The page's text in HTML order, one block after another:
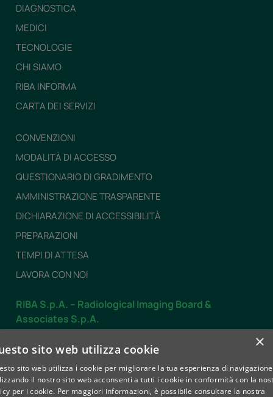
DIAGNOSTICA
MEDICI
TECNOLOGIE
CHI SIAMO
RIBA INFORMA
CARTA DEI SERVIZI
CONVENZIONI
MODALITÀ DI ACCESSO
QUESTIONARIO DI GRADIMENTO
AMMINISTRAZIONE TRASPARENTE
DICHIARAZIONE DI ACCESSIBILITÀ
PREPARAZIONI
TEMPI DI ATTESA
LAVORA CON NOI
RIBA S.p.A. – Radiological Imaging Board &
Associates S.p.A.
dalle 7.30 alle 19.30
SABATO
dalle 8.00 alle 12.30
×
sito web utilizza cookie
sito web utilizza i cookie per migliorare la tua esperienza di
il nostro sito web acconsenti a tutti i cookie in conformità con la
per i cookie. Per maggiori informazioni, è possibile consultare la nostra